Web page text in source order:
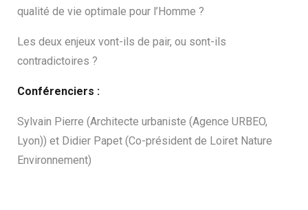
qualité de vie optimale pour l’Homme ?
Les deux enjeux vont-ils de pair, ou sont-ils
contradictoires ?
Conférenciers :
Sylvain Pierre (Architecte urbaniste (Agence URBEO,
Lyon)) et Didier Papet (Co-président de Loiret Nature
Environnement)
for: